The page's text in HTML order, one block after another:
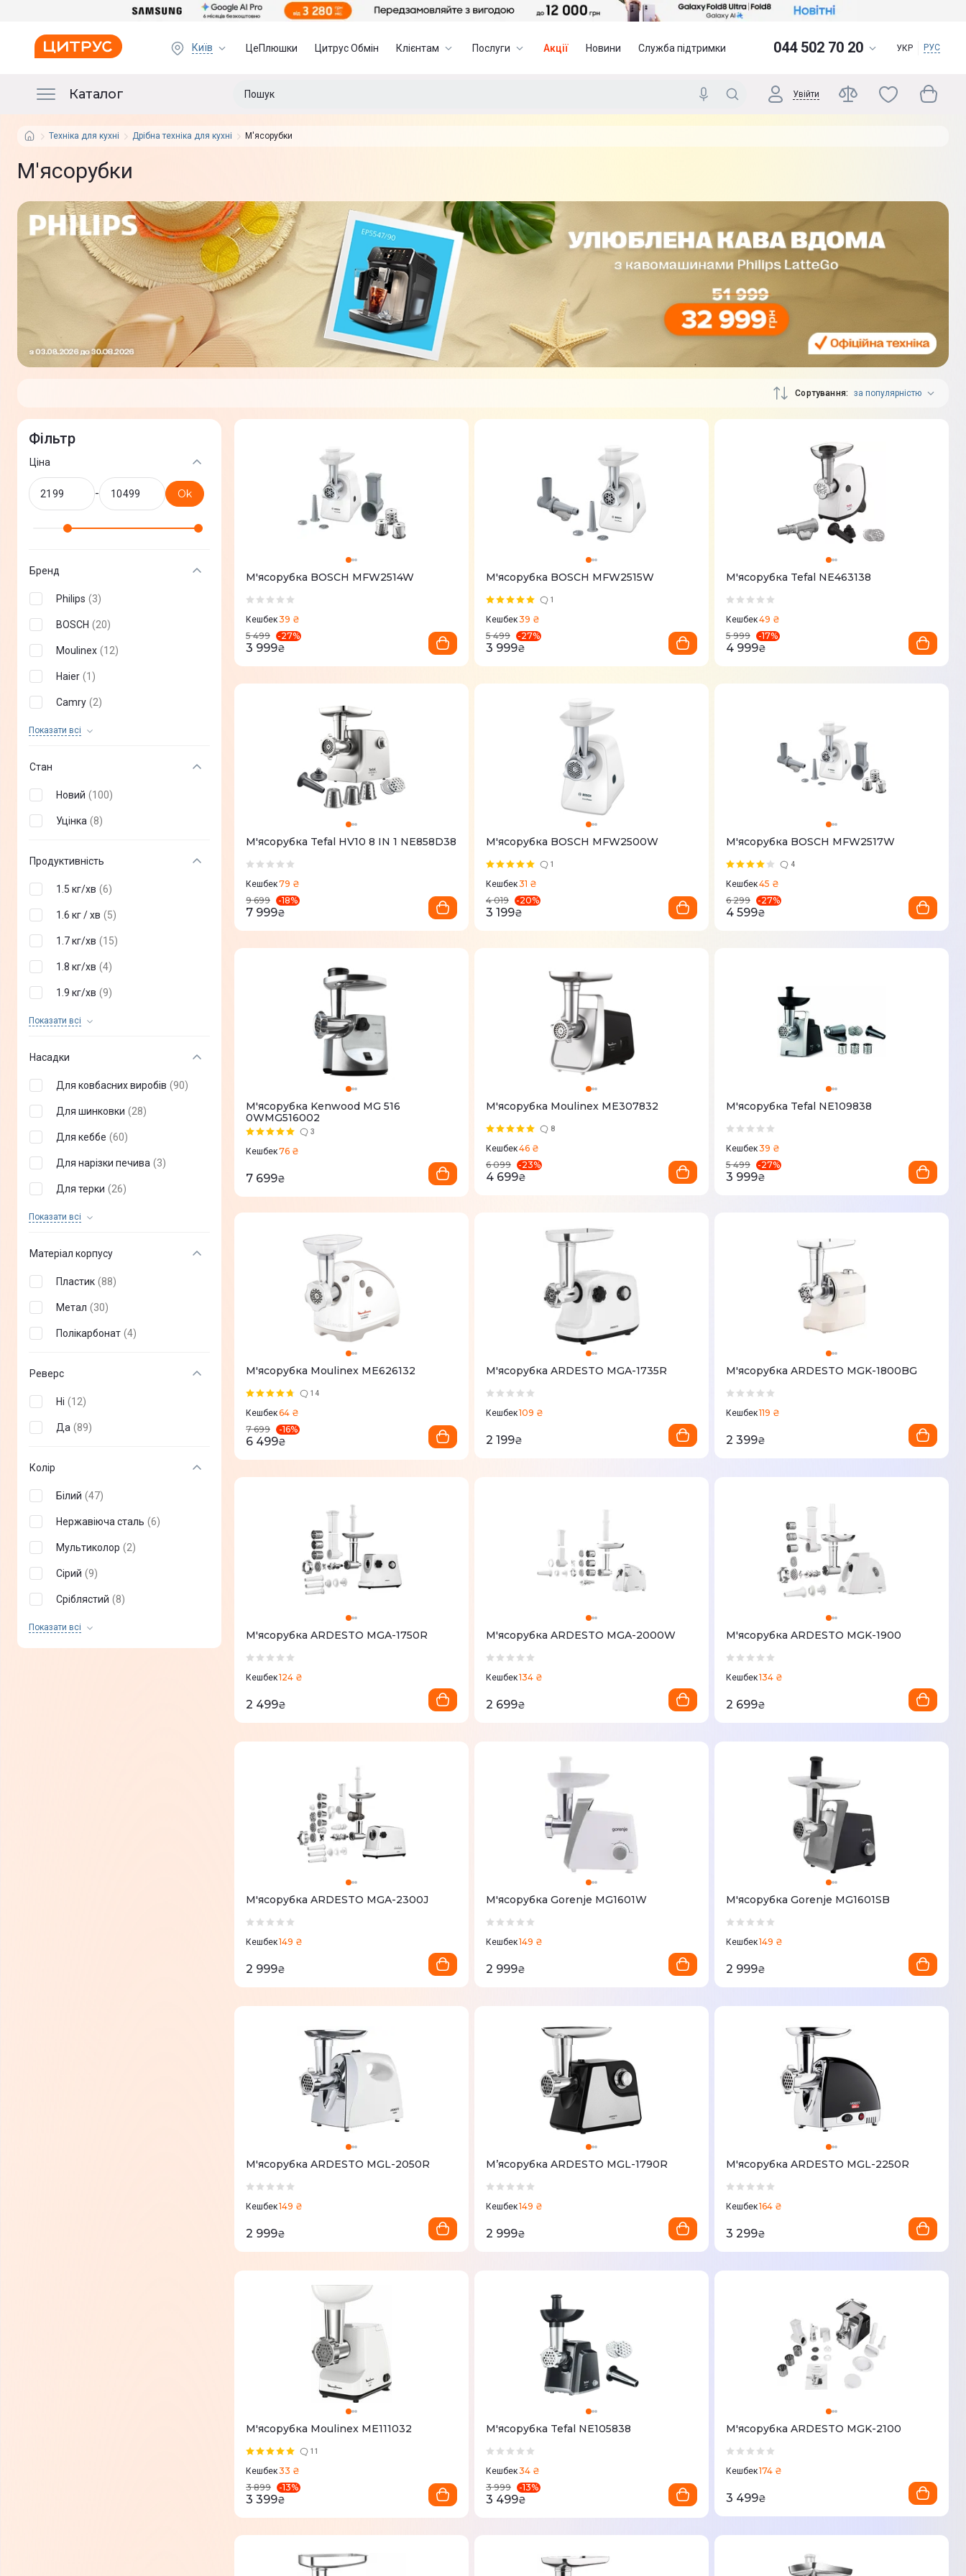
Київ ЦеПлюшки Цитрус Обмін Клієнтам Послуги Акції Новини Служба підтримки 044 502 70 20 УКР РУС
Каталог Увійти
Техніка для кухні Дрібна техніка для кухні М'ясорубки
М'ясорубки
Сортування за популярністю
Фільтр
Ціна
- Ok
Бренд
Philips (3)
BOSCH (20)
Moulinex (12)
Haier (1 )
Camry (2)
Показати всi
Mesko (
Panasonic
Adler (
Tefal (16
ESPERANZA
Kenwood (5)
HEINNER (8)
Sogo
Стан
Новий (100)
Уцінка (8)
Продуктивність
1.5 кг/хв (6)
1.6 кг / хв (5)
1.7 кг/хв (15)
1.8 кг/хв (4)
1.9 кг/хв (9)
Показати всi
2 кг/хв (
5.5 кг/хв
Насадки
Для ковбасних виробів (90)
Для шинковки (28)
Для кеббе (60)
Для нарізки печива (3)
Для терки (26)
Показати всi
Для соку
кубиками
Матеріал корпусу
Пластик (88)
Метал (30)
Полікарбонат (4)
Реверс
Ні (12)
Да (89)
Колір
Білий (47)
Нержавіюча сталь (6)
Мультиколор (2)
Сірий (9)
Сріблястий (8)
Показати всi
Чорний
Чорний із хромом/
М'ясорубка BOSCH MFW2514W
Кешбек39 ₴
5 499
-27%
3 999₴
М'ясорубка BOSCH MFW2515W
1
Кешбек39 ₴
5 499
-27%
3 999₴
М'ясорубка Tefal NE463138
Кешбек49 ₴
5 999
-17%
4 999₴
М'ясорубка Tefal HV10 8 IN 1 NE858D38
Кешбек79 ₴
9 699
-18%
7 999₴
М'ясорубка BOSCH MFW2500W
1
Кешбек31 ₴
4 019
-20%
3 199₴
М'ясорубка BOSCH MFW2517W
4
Кешбек45 ₴
6 299
-27%
4 599₴
М'ясорубка Kenwood MG 516
0WMG516002
3
Кешбек76 ₴
7 699₴
М'ясорубка Moulinex ME307832
8
Кешбек46 ₴
6 099
-23%
4 699₴
М'ясорубка Tefal NE109838
Кешбек39 ₴
5 499
-27%
3 999₴
М'ясорубка Moulinex ME626132
14
Кешбек64 ₴
7 699
-16%
6 499₴
М'ясорубка ARDESTO MGA-1735R
Кешбек109 ₴
2 199₴
М'ясорубка ARDESTO MGK-1800BG
Кешбек119 ₴
2 399₴
М'ясорубка ARDESTO MGA-1750R
Кешбек124 ₴
2 499₴
М'ясорубка ARDESTO MGA-2000W
Кешбек134 ₴
2 699₴
М'ясорубка ARDESTO MGK-1900
Кешбек134 ₴
2 699₴
М'ясорубка ARDESTO MGA-2300J
Кешбек149 ₴
2 999₴
М'ясорубка Gorenje MG1601W
Кешбек149 ₴
2 999₴
М'ясорубка Gorenje MG1601SB
Кешбек149 ₴
2 999₴
М'ясорубка ARDESTO MGL-2050R
Кешбек149 ₴
2 999₴
М’ясорубка ARDESTO MGL-1790R
Кешбек149 ₴
2 999₴
М'ясорубка ARDESTO MGL-2250R
Кешбек164 ₴
3 299₴
М'ясорубка Moulinex ME111032
11
Кешбек33 ₴
3 899
-13%
3 399₴
М'ясорубка Tefal NE105838
Кешбек34 ₴
3 999
-13%
3 499₴
М'ясорубка ARDESTO MGK-2100
Кешбек174 ₴
3 499₴